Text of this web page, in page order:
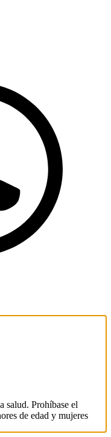
salud. Prohíbase el
de edad y mujeres